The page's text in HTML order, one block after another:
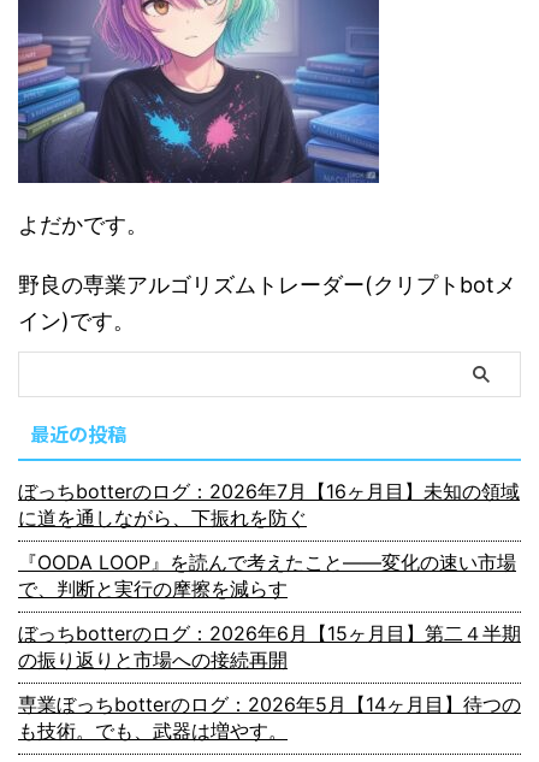
よだかです。
野良の専業アルゴリズムトレーダー(クリプトbotメ
イン)です。
最近の投稿
ぼっちbotterのログ：2026年7月【16ヶ月目】未知の領域
に道を通しながら、下振れを防ぐ
『OODA LOOP』を読んで考えたこと――変化の速い市場
で、判断と実行の摩擦を減らす
ぼっちbotterのログ：2026年6月【15ヶ月目】第二４半期
の振り返りと市場への接続再開
専業ぼっちbotterのログ：2026年5月【14ヶ月目】待つの
も技術。でも、武器は増やす。